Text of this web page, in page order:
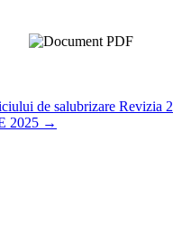
de salubrizare Revizia 2
2025 →